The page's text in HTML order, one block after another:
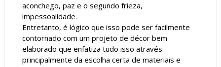
aconchego, paz e o segundo frieza,
impessoalidade.
Entretanto, é lógico que isso pode ser facilmente
contornado com um projeto de décor bem
elaborado que enfatiza tudo isso através
principalmente da escolha certa de materiais e